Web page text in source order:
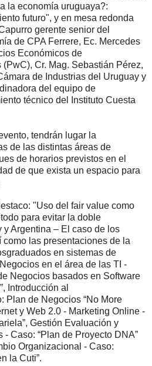
la economía uruguaya?:
futuro", y en mesa redonda
gerente senior del
de CPA Ferrere, Ec. Mercedes
Económicos de
Cr. Mag. Sebastián Pérez,
de Industrias del Uruguay y
del equipo de
técnico del Instituto Cuesta
tendrán lugar la
de las distintas áreas de
de horarios previstos en el
de que exista un espacio para
"Uso del fair value como
para evitar la doble
Argentina – El caso de los
las presentaciones de la
en sistemas de
en el área de las TI -
Negocios basados en Software
Introducción al
Plan de Negocios “No More
y Web 2.0 - Marketing Online -
Gestión Evaluación y
Caso: “Plan de Proyecto DNA”
Organizacional - Caso:
la Cuti”.